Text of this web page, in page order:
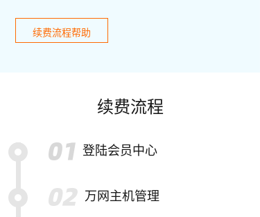
续费流程帮助
续费流程
登陆会员中心
万网主机管理